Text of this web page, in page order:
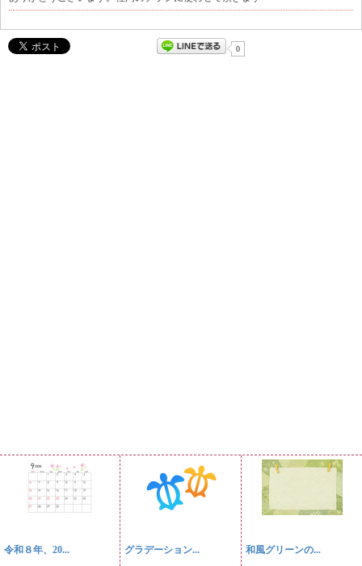
0
令和８年、20... グラデーション... 和風グリーンの...